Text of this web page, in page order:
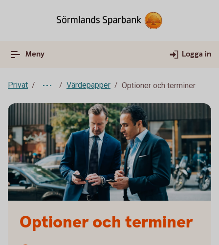
Meny Logga in
Privat Värdepapper Optioner och terminer
Optioner och terminer